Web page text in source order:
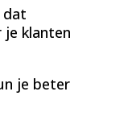
dat
je klanten
je beter